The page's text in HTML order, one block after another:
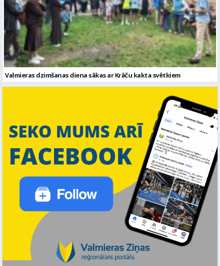
Valmieras dzimšanas diena sākas ar Krāču kakta svētkiem